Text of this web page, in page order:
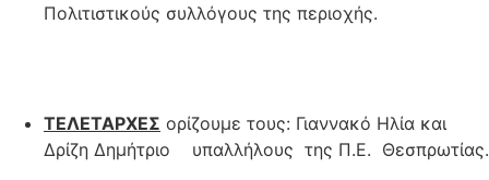
Πολιτιστικούς συλλόγους της περιοχής.
ΤΕΛΕΤΑΡΧΕΣ ορίζουμε τους: Γιαννακό Ηλία και
Δρίζη Δημήτριο υπαλλήλους της Π.Ε. Θεσπρωτίας.